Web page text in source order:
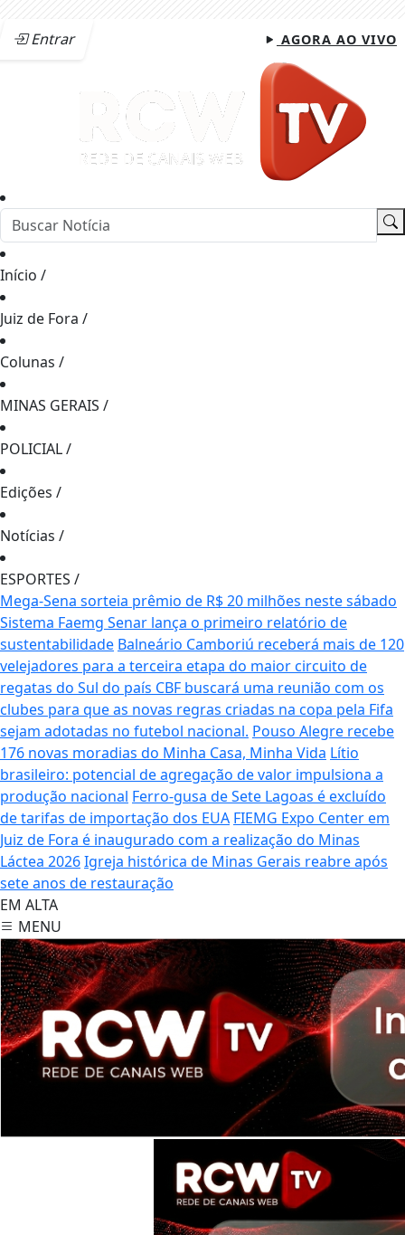
Entrar AGORA AO VIVO
Início /
Juiz de Fora /
Colunas /
MINAS GERAIS /
POLICIAL/
Edições /
Notícias /
ESPORTES /
Mega-Sena sorteia prêmio de R$ 20 milhões neste sábado
Sistema Faemg Senar lança o primeiro relatório de
sustentabilidade Balneário Camboriú receberá mais de 120
velejadores para a terceira etapa do maior circuito de
regatas do Sul do país CBF buscará uma reunião com os
clubes para que as novas regras criadas na copa pela Fifa
sejam adotadas no futebol nacional. Pouso Alegre recebe
176 novas moradias do Minha Casa, Minha Vida Lítio
brasileiro: potencial de agregação de valor impulsiona a
produção nacional Ferro-gusa de Sete Lagoas é excluído
de tarifas de importação dos EUA FIEMG Expo Center em
Juiz de Fora é inaugurado com a realização do Minas
Láctea 2026Igreja histórica de Minas Gerais reabre após
sete anos de restauração
EM ALTA
MENU